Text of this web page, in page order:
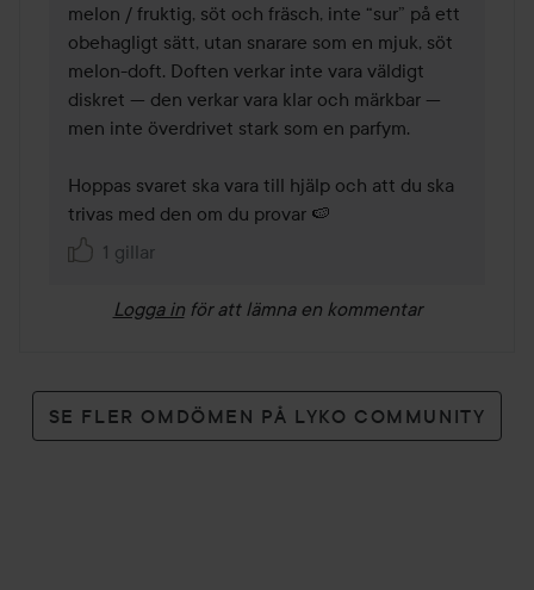
melon / fruktig, söt och fräsch, inte “sur” på ett
obehagligt sätt, utan snarare som en mjuk, söt
melon-doft. Doften verkar inte vara väldigt
diskret — den verkar vara klar och märkbar —
men inte överdrivet stark som en parfym.
Hoppas svaret ska vara till hjälp och att du ska
trivas med den om du provar 🍉
1 gillar
Logga in för att lämna en kommentar
SE FLER OMDÖMEN PÅ LYKO COMMUNITY